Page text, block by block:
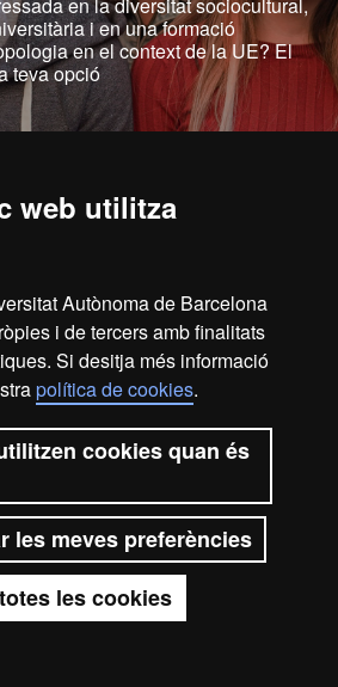
web utilitza
Autònoma de Barcelona
i de tercers amb finalitats
Si desitja més informació
política de cookies.
cookies quan és
les meves preferències
les cookies
i en una formació
en el context de la UE? El
teva opció
Tens dubtes?
-
de les assignatures
Autònoma de
Barcelona